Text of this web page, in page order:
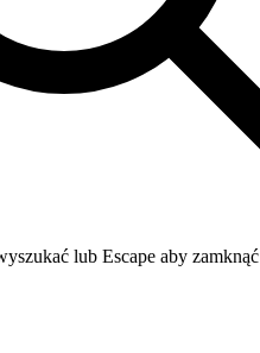
lub Escape aby zamknąć